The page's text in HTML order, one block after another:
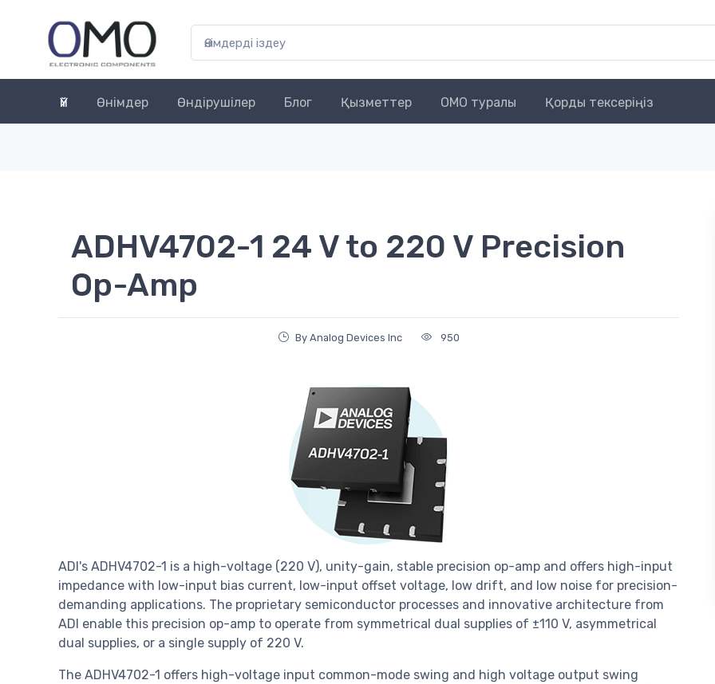
Үй Өнімдер Өндірушілер Блог Қызметтер OMO туралы Қорды тексеріңіз
ADHV4702-1 24 V to 220 V Precision
Op-Amp
By Analog Devices Inc 950
ADI's ADHV4702-1 is a high-voltage (220 V), unity-gain, stable precision op-amp and offers high-input
impedance with low-input bias current, low-input offset voltage, low drift, and low noise for precision-
demanding applications. The proprietary semiconductor processes and innovative architecture from
ADI enable this precision op-amp to operate from symmetrical dual supplies of ±110 V, asymmetrical
dual supplies, or a single supply of 220 V.
The ADHV4702-1 offers high-voltage input common-mode swing and high voltage output swing